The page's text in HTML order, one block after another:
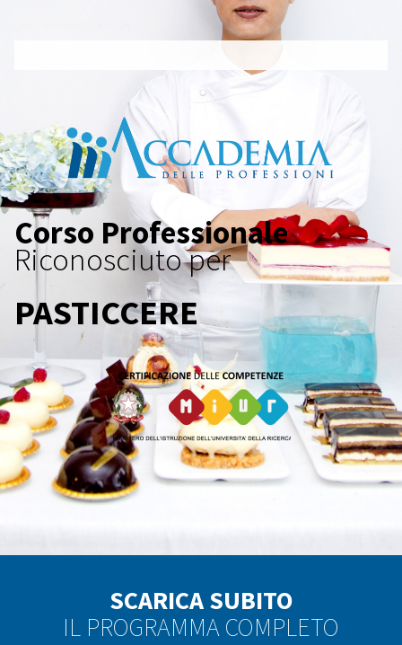
Corso Professionale
Riconosciuto per
PASTICCERE
SCARICA SUBITO
IL PROGRAMMA COMPLETO